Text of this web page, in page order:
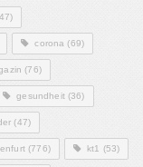
corona (69)
(76)
gesundheit(36)
(47)
(776) kt1 (53)